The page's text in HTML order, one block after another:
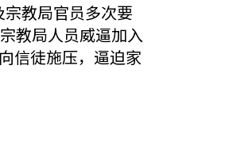
教局官员多次要
教局人员威逼加入
信徒施压，逼迫家